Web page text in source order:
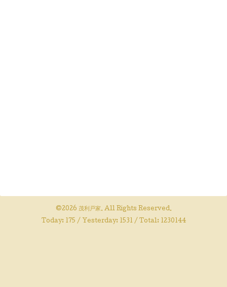
©2026 茂利戸家. All Rights Reserved.
Today: 175 / Yesterday: 1531/ Total: 1230144